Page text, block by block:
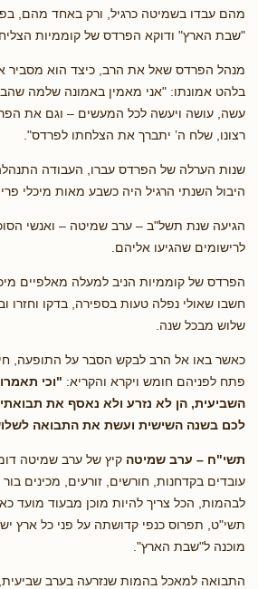
מהם עבדו בשמיטה כרגיל, ורק באחד מהם,
"שבת הארץ" ודוקא הפרדס של קוממיות
מנהל הפרדס שאל את הרב, כיצד הוא מסביר
בלהט אמונתו: "אני מאמין באמונה שלמה
עשה, עושה ויעשה לכל המעשים – וגם את
רצונו, שלח ה’ יתברך את הצלחתו לפרדס".
שנות הערלה של הפרדס עברו, העבודה
היבול השנתי הרגיל היה כשבע מאות מיכלי
הגיעה שנת תשל"ב – ערב שמיטה – ואנשי
לרישומים שהגיעו אליהם.
הפרדס של קוממיות הניב למעלה מאלפיים
חשבו שאולי נפלה טעות בספירה, בדקו וחזרו
שלוש מבכל שנה.
כאשר באו אל הרב לבקש הסבר על התופעה,
פתח לפניהם חומש ויקרא והקריא: "וכי
השביעית, הן לא נזרע ולא נאסף את
לכם בשנה השישית ועשת את התבואה
תשי"ח – ערב שמיטה קיץ של ערב שמיטה
עובדים בקדחנות, חורשים, זורעים, מכינים
לבהמות, הכל צריך להיות מוכן מבעוד מועד
תשי"ט, תפרוס כנפי קדושתה על פני כל ארץ
מוכנה ל"שבת הארץ".
התבואה למאכל בהמות שנזרעה בערב